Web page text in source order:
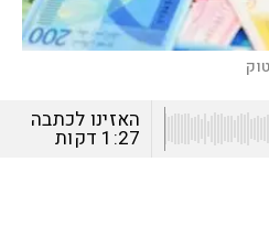
האזינו לכתבה
1:27 דקות